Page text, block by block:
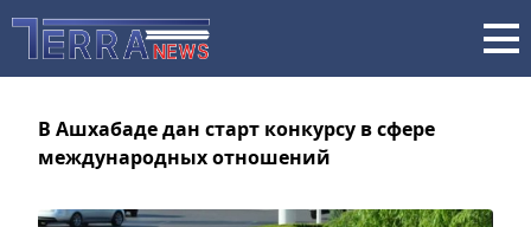
В Ашхабаде дан старт конкурсу в сфере
международных отношений